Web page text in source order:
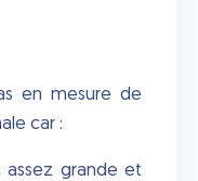
en mesure de
car :
assez grande et